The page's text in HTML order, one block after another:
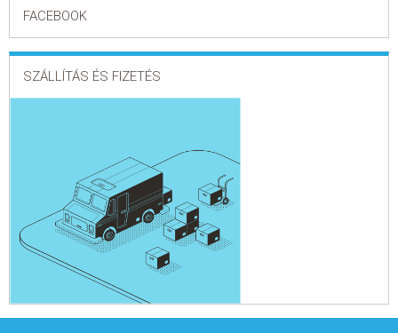
FACEBOOK
SZÁLLÍTÁS ÉS FIZETÉS